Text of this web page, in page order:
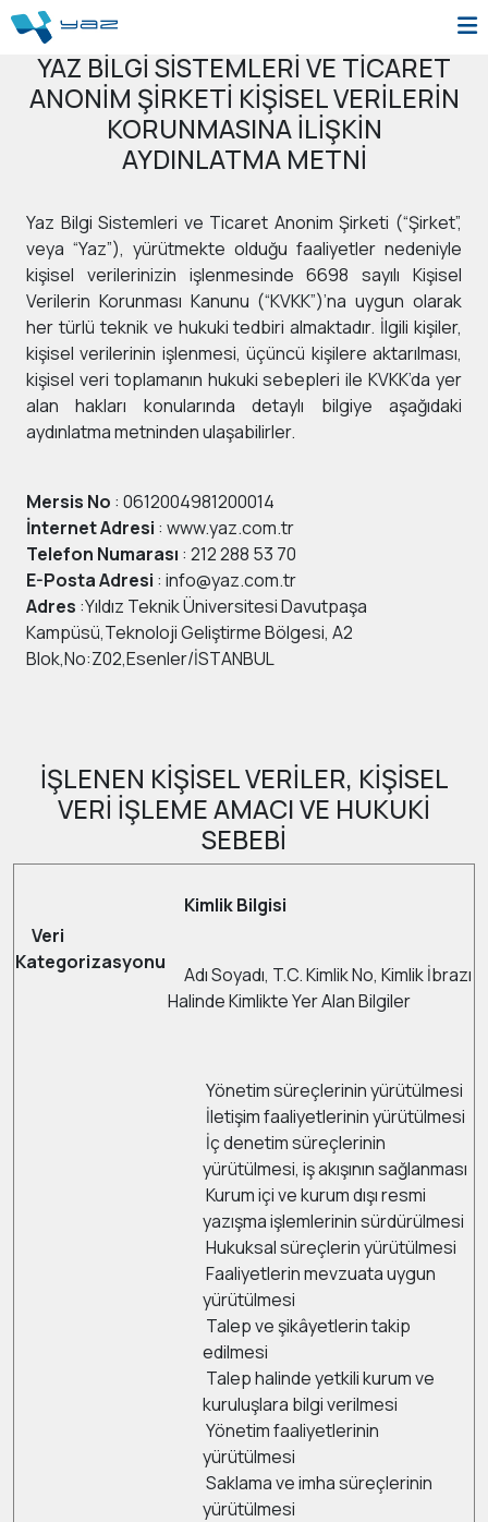
YAZ BİLGİ SİSTEMLERİ VE TİCARET
ANONİM ŞİRKETİ KİŞİSEL VERİLERİN
KORUNMASINA İLİŞKİN
AYDINLATMA METNİ
Yaz Bilgi Sistemleri ve Ticaret Anonim Şirketi (“Şirket”,
veya “Yaz”), yürütmekte olduğu faaliyetler nedeniyle
kişisel verilerinizin işlenmesinde 6698 sayılı Kişisel
Verilerin Korunması Kanunu (“KVKK”)’na uygun olarak
her türlü teknik ve hukuki tedbiri almaktadır. İlgili kişiler,
kişisel verilerinin işlenmesi, üçüncü kişilere aktarılması,
kişisel veri toplamanın hukuki sebepleri ile KVKK’da yer
alan hakları konularında detaylı bilgiye aşağıdaki
aydınlatma metninden ulaşabilirler.
Mersis No : 0612004981200014
İnternet Adresi : www.yaz.com.tr
Telefon Numarası : 212 288 53 70
E-Posta Adresi : info@yaz.com.tr
Adres :Yıldız Teknik Üniversitesi Davutpaşa
Kampüsü,Teknoloji Geliştirme Bölgesi, A2
Blok,No:Z02,Esenler/İSTANBUL
İŞLENEN KİŞİSEL VERİLER, KİŞİSEL
VERİ İŞLEME AMACI VE HUKUKİ
SEBEBİ
Veri
Kategorizasyonu
Kimlik Bilgisi
Adı Soyadı, T.C. Kimlik No, Kimlik İbrazı
Halinde Kimlikte Yer Alan Bilgiler
Yönetim süreçlerinin yürütülmesi
İletişim faaliyetlerinin yürütülmesi
İç denetim süreçlerinin
yürütülmesi, iş akışının sağlanması
Kurum içi ve kurum dışı resmi
yazışma işlemlerinin sürdürülmesi
Hukuksal süreçlerin yürütülmesi
Faaliyetlerin mevzuata uygun
yürütülmesi
Talep ve şikâyetlerin takip
edilmesi
Talep halinde yetkili kurum ve
kuruluşlara bilgi verilmesi
Yönetim faaliyetlerinin
yürütülmesi
Saklama ve imha süreçlerinin
yürütülmesi